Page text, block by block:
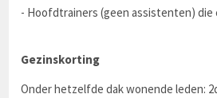
- Hoofdtrainers (geen assistenten)
Gezinskorting
Onder hetzelfde dak wonende leden: